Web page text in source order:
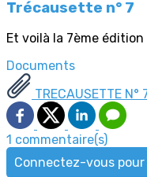
Trécausette n° 7
Et voilà la 7ème
Documents
TRECAUSETTE
1 commentaire(s)
Connectez-vous